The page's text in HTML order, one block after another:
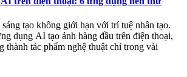
tạo không giới hạn với trí tuệ nhân tạo.
dụng AI tạo ảnh hàng đầu trên điện thoại,
thành tác phẩm nghệ thuật chỉ trong vài